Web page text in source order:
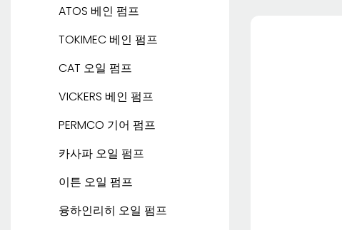
댄포스 제로터 모터
화이트 제로터 모터
ATOS 베인 펌프
TOKIMEC 베인 펌프
CAT 오일 펌프
VICKERS 베인 펌프
PERMCO 기어 펌프
카사파 오일 펌프
이튼 오일 펌프
융하인리히 오일 펌프